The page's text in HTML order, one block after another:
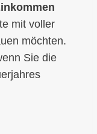
mit voller
möchten.
Sie die